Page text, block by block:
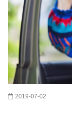
2019-07-02